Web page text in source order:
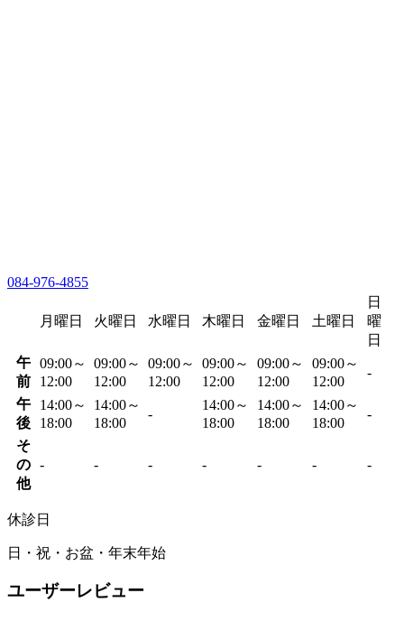
084-976-4855
月曜日 火曜日 水曜日 木曜日 金曜日 土曜日
日
曜
日
午
前
09:00～
12:00
09:00～
12:00
09:00～
12:00
09:00～
12:00
09:00～
12:00
09:00～
12:00
-
午
後
14:00～
18:00
14:00～
18:00
-
14:00～
18:00
14:00～
18:00
14:00～
18:00
-
そ
の
他
- - - - - - -
休診日
日・祝・お盆・年末年始
ユーザーレビュー